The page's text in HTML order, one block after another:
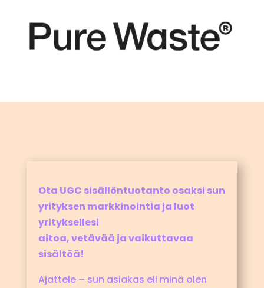
Ota UGC sisällöntuotanto osaksi sun
yrityksen markkinointia ja luot
yrityksellesi
aitoa, vetävää ja vaikuttavaa
sisältöä!
Ajattele – sun asiakas eli minä olen